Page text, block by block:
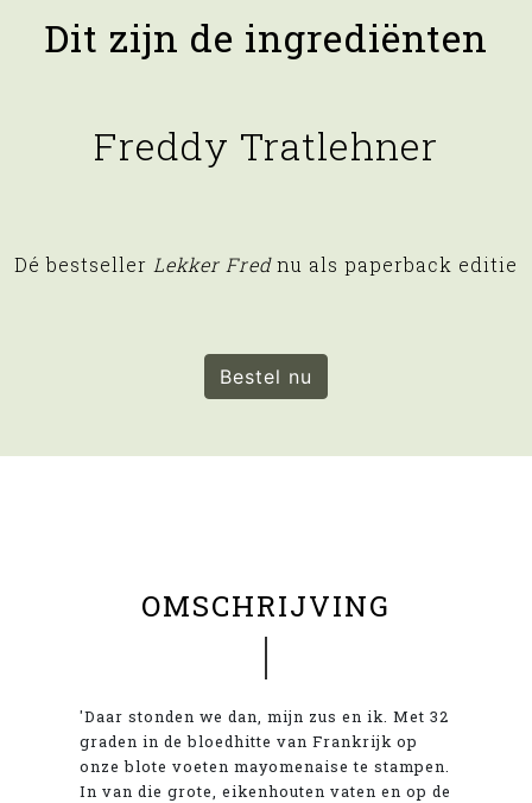
Dit zijn de ingrediënten
Freddy Tratlehner
Dé bestseller Lekker Frednu als paperback editie
Bestel nu
OMSCHRIJVING
'Daar stonden we dan, mijn zus en ik. Met 32
graden in de bloedhitte van Frankrijk op
onze blote voeten mayomenaise te stampen.
In van die grote, eikenhouten vaten en op de